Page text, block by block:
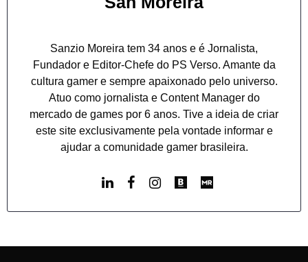
Sanzio Moreira tem 34 anos e é Jornalista,
Fundador e Editor-Chefe do PS Verso. Amante da
cultura gamer e sempre apaixonado pelo universo.
Atuo como jornalista e Content Manager do
mercado de games por 6 anos. Tive a ideia de criar
este site exclusivamente pela vontade informar e
ajudar a comunidade gamer brasileira.